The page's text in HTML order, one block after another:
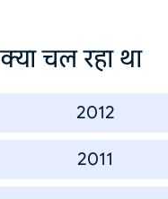
चल रहा था
2012
2011